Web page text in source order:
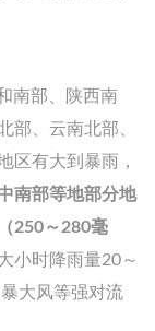
南部、陕西南
部、云南北部、
区有大到暴雨，
南部等地部分地
250～280毫
小时降雨量20～
大风等强对流